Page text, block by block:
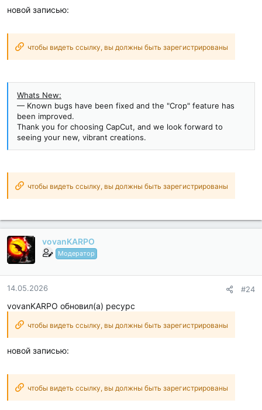
новой записью:
чтобы видеть ссылку, вы должны быть зарегистрированы
Whats New:
— Known bugs have been fixed and the "Crop" feature has
been improved.
Thank you for choosing CapCut, and we look forward to
seeing your new, vibrant creations.
чтобы видеть ссылку, вы должны быть зарегистрированы
vovanKARPO
Модератор
14.05.2026 #24
vovanKARPO обновил(а) ресурс
чтобы видеть ссылку, вы должны быть зарегистрированы
новой записью:
чтобы видеть ссылку, вы должны быть зарегистрированы